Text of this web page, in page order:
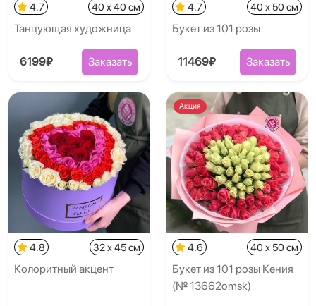
4.7 40 x 40 см
Танцующая художница
6199₽ Заказать
4.7 40 x 50 см
Букет из 101 розы
11469₽ Заказать
4.8 32 x 45 см
Колоритный акцент
Акция
4.6 40 x 50 см
Букет из 101 розы Кения
(№ 13662omsk)